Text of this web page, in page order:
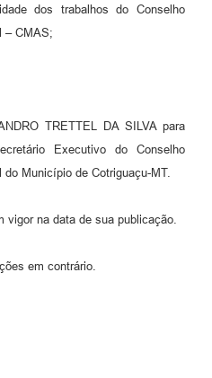
dos trabalhos do Conselho
– CMAS;
TRETTEL DA SILVA para
Executivo do Conselho
Município de Cotriguaçu-MT.
vigor na data de sua publicação.
em contrário.